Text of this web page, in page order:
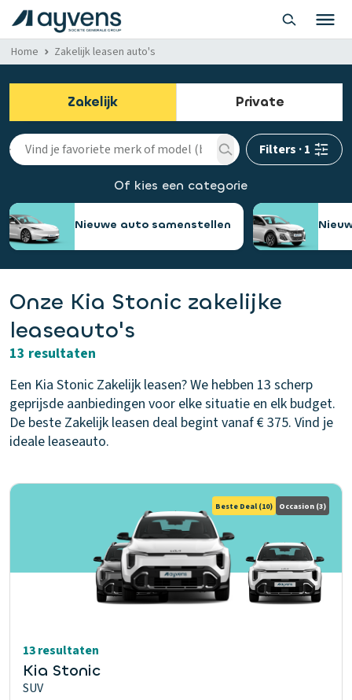
Home Zakelijk leasen auto's
Zakelijk Private
Filters ·1
Of kies een categorie
Nieuwe auto samenstellen
Onze Kia Stonic zakelijke
leaseauto's
13 resultaten
Een Kia Stonic Zakelijk leasen? We hebben 13 scherp
geprijsde aanbiedingen voor elke situatie en elk budget.
De beste Zakelijk leasen deal begint vanaf € 375. Vind je
ideale leaseauto.
Beste Deal (10) Occasion (3)
13 resultaten
Kia Stonic
SUV